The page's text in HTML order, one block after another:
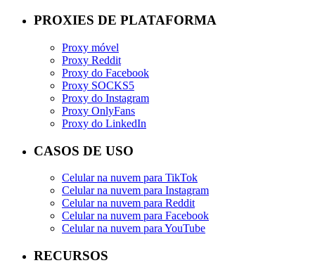
PROXIES DE PLATAFORMA
Proxy móvel
Proxy Reddit
Proxy do Facebook
Proxy SOCKS5
Proxy do Instagram
Proxy OnlyFans
Proxy do LinkedIn
CASOS DE USO
Celular na nuvem para TikTok
Celular na nuvem para Instagram
Celular na nuvem para Reddit
Celular na nuvem para Facebook
Celular na nuvem para YouTube
RECURSOS